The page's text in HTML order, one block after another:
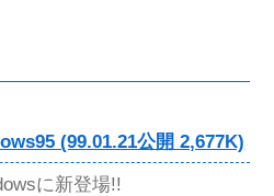
(99.01.21公開 2,677K)
に新登場!!